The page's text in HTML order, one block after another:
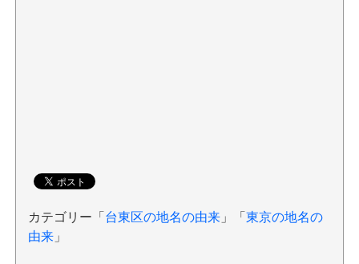
カテゴリー「 台東区の地名の由来」「 東京の地名の
由来」